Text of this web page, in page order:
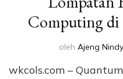
Computing di
oleh Ajeng
wkcols.com –